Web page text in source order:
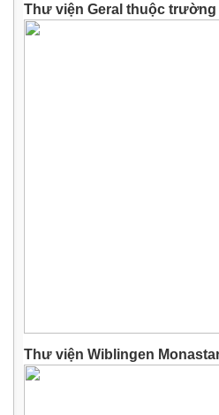
Thư viện Geral thuộc
Thư viện Wiblingen